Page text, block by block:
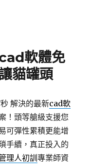
軟體免
貓罐頭
解決的最新cad軟
！頭等艙級支援您
可彈性累積更能增
手續，真正投入的
理人初訓專業師資